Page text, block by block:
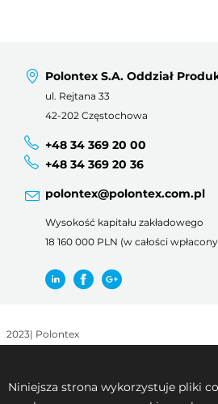
Niniejsza strona wykorzystuje pliki
Polontex S.A. Oddział
ul. Rejtana 33
42-202 Częstochowa
+48 34 369 20 00
+48 34 369 20 36
polontex@polontex.com.pl
Wysokość kapitału zakładowego
18 160 000 PLN (w całości
2023| Polontex